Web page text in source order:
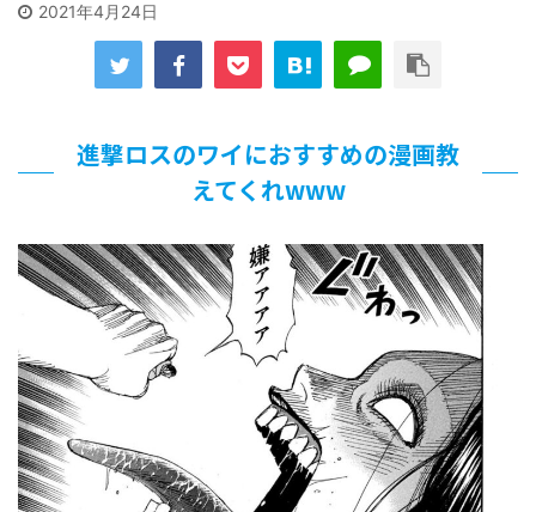
【R-18】真・女神転生 Road to the Transcendence【二次
創作】 第２０話
北原ももさんの挑発!!!
な…
美少女図鑑AWARD2026グランプリ・榎本彩乃、グラビア披
露！透明感が凄い！！
てしまう…
【画像】『プリズマ☆イリヤ』の新グッズ、流石に一線を越
えてしまう
北原ももさんの挑発!!!
【画像】顔100点、体30点の女ｗｗｗ
…背が高い娘
佐藤絢音ちゃん(11)が万バズ！！
「洋画に日本版主題歌は必要か?」論争
超能力が使えるようになったので限界まで極める事にした件
その２
2021年4月24日
進撃ロスのワイにおすすめの漫画教
えてくれwww